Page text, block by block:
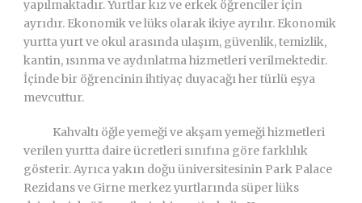
yapılmaktadır. Yurtlar kız ve erkek öğrenciler için
ayrıdır. Ekonomik ve lüks olarak ikiye ayrılır. Ekonomik
yurtta yurt ve okul arasında ulaşım, güvenlik, temizlik,
kantin, ısınma ve aydınlatma hizmetleri verilmektedir.
İçinde bir öğrencinin ihtiyaç duyacağı her türlü eşya
mevcuttur.
Kahvaltı öğle yemeği ve akşam yemeği hizmetleri
verilen yurtta daire ücretleri sınıfına göre farklılık
gösterir. Ayrıca yakın doğu üniversitesinin Park Palace
Rezidans ve Girne merkez yurtlarında süper lüks